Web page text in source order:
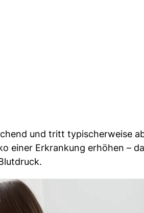
und tritt typischerweise
einer Erkrankung erhöhen –